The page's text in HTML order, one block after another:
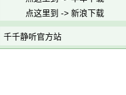
点这里到 -> 新浪下载
千千静听官方站